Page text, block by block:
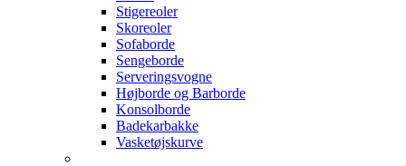
Stigereoler
Skoreoler
Sofaborde
Sengeborde
Serveringsvogne
Højborde og Barborde
Konsolborde
Badekarbakke
Vasketøjskurve